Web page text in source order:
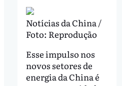
Notícias da China /
Foto: Reprodução
Esse impulso nos
novos setores de
energia da China é